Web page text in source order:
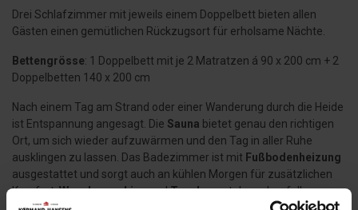
Drei Schlafzimmer mit jeweils einem Doppelbett bieten allen
Gästen einen gemütlichen Rückzugsort für erholsame Nächte.
Bettengrösse: 1 Doppelbett mit je 2 Matratzen á 90 x 200 cm + 2
Doppelbetten 140 x 200 cm
Nach einem Tag am Strand oder einer Wanderung durch die Heide
ist Entspannung angesagt. Die Sauna bietet genau den richtigen
Ort, um sich wieder aufzuwärmen und den Tag in aller Ruhe
ausklingen zu lassen. Das Badezimmer ist mit Fußbodenheizung
ausgestattet und sorgt auch an kühlen Morgen für zusätzlichen
Komfort.WaschmaschineundTrocknerstehen ebenfalls zur